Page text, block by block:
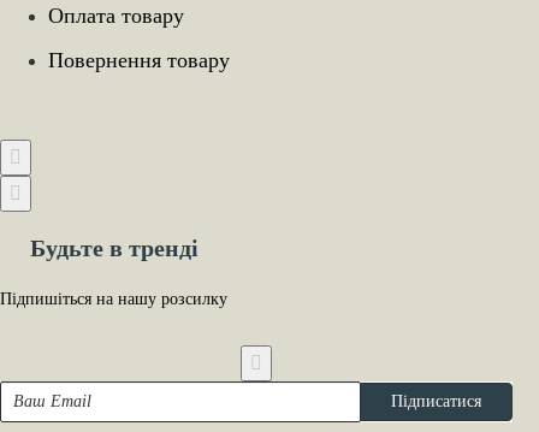
Оплата товару
Повернення товару
Будьте в тренді
Підпишіться на нашу розсилку
Підписатися